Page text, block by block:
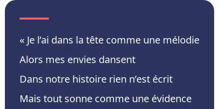
« Je l’ai dans la tête comme une mélodie
Alors mes envies dansent
Dans notre histoire rien n’est écrit
Mais tout sonne comme une évidence